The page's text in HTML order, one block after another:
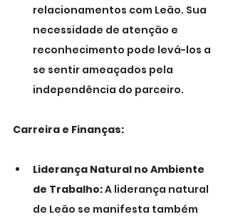
relacionamentos com Leão. Sua
necessidade de atenção e
reconhecimento pode levá-los a
se sentir ameaçados pela
independência do parceiro.
Carreira e Finanças:
Liderança Natural no Ambiente
de Trabalho: A liderança natural
de Leão se manifesta também